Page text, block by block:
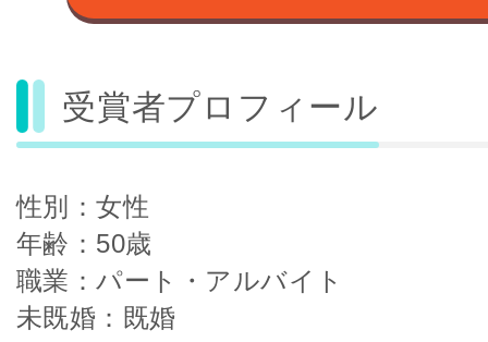
受賞者プロフィール
性別：女性
年齢：50歳
職業：パート・アルバイト
未既婚：既婚